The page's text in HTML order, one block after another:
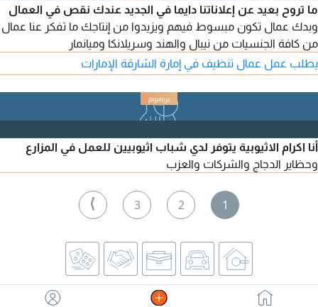
ما تروح بعيد عن إعلاناتنا دايما في الجديد عندك نقص في العمال
وبدك عمال تكون مبسوط فيهم ويزيدوا من إنتاجك ما تفكر عنا عمال
من كافة الجنسيات من نيبال والهند وسريلانكا وميانمار
يطلب عمل عمال تنظيف في إمارة الشارقة الإمارات
أنا اكرام الاثيوبية يتوفر لدي شباب اثيوبيين للعمل في المزارع
وحظاير الدجاج والشركات والعزب
1
2
3
⟩